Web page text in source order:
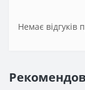
Немає відгуків